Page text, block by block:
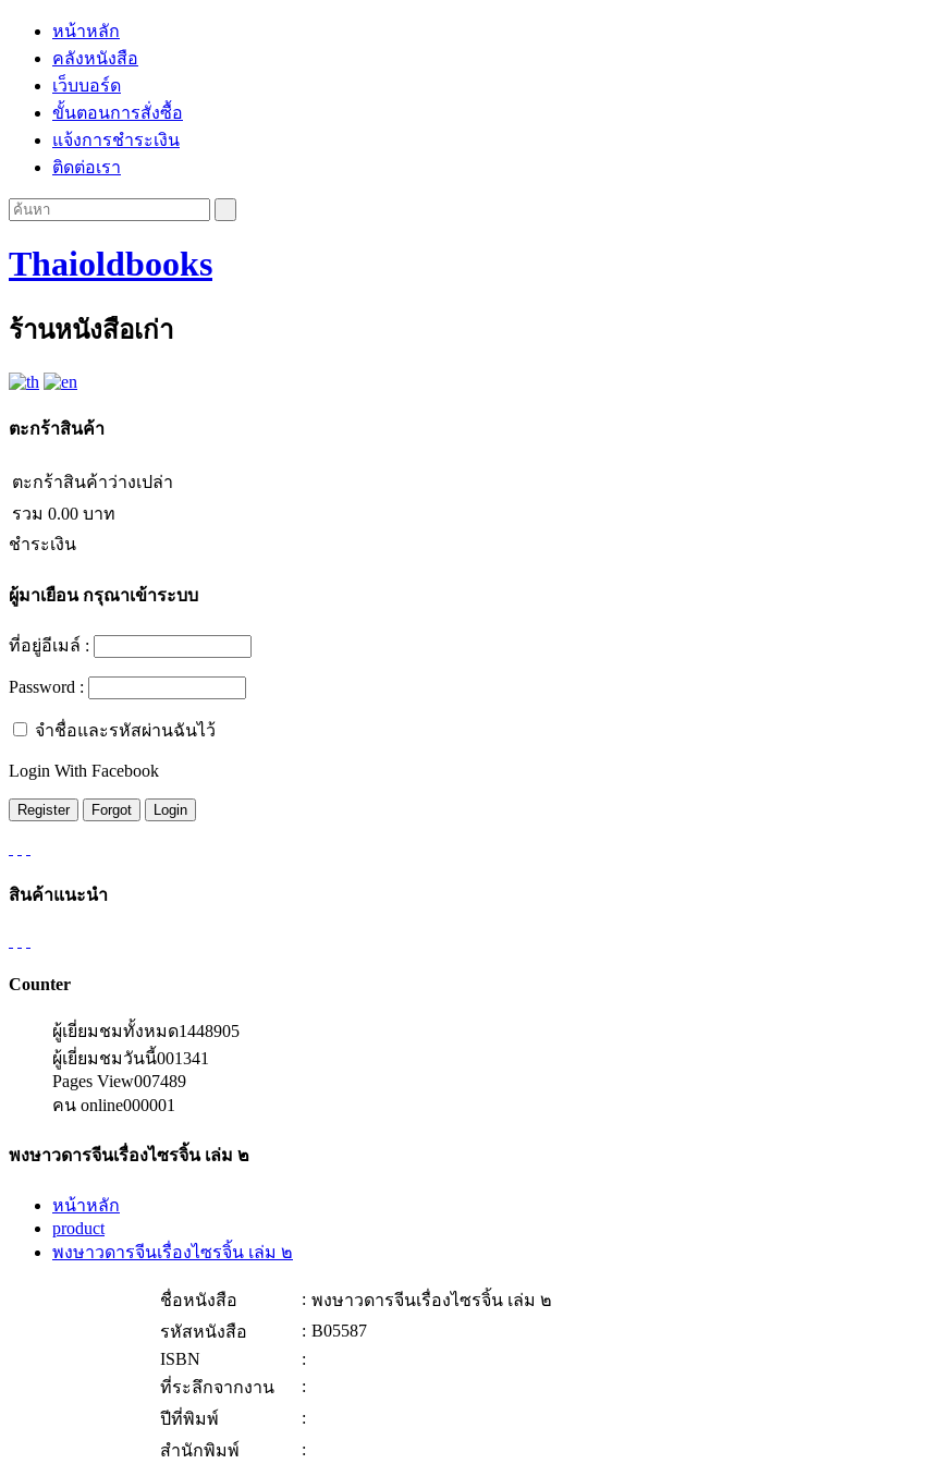
หน้าหลัก
คลังหนังสือ
เว็บบอร์ด
ขั้นตอนการสั่งซื้อ
แจ้งการชำระเงิน
ติดต่อเรา
Thaioldbooks
ร้านหนังสือเก่า
ตะกร้าสินค้า
ตะกร้าสินค้าว่างเปล่า
รวม 0.00 บาท
ชำระเงิน
ผู้มาเยือนกรุณาเข้าระบบ
ที่อยู่อีเมล์ :
Password :
จำชื่อและรหัสผ่านฉันไว้
Login With Facebook
สินค้าแนะนำ
Counter
ผู้เยี่ยมชมทั้งหมด1448905
ผู้เยี่ยมชมวันนี้001341
Pages View007489
คน online000001
พงษาวดารจีนเรื่องไซรจิ้น เล่ม ๒
หน้าหลัก
product
พงษาวดารจีนเรื่องไซรจิ้น เล่ม ๒
ชื่อหนังสือ : พงษาวดารจีนเรื่องไซรจิ้น เล่ม ๒
รหัสหนังสือ
: B05587
ISBN
:
ที่ระลึกจากงาน
:
ปีที่พิมพ์
:
สำนักพิมพ์
: